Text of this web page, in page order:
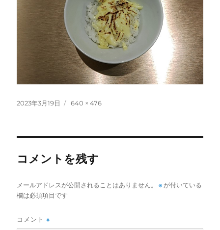
投
2023年3月19日
フ
640 × 476
コメントを残す
メールアドレスが公開されることはありません。 ※ が付いている
欄は必須項目です
コメント※